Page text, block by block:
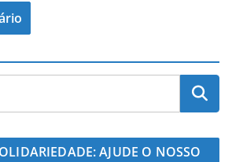
AJUDE O NOSSO